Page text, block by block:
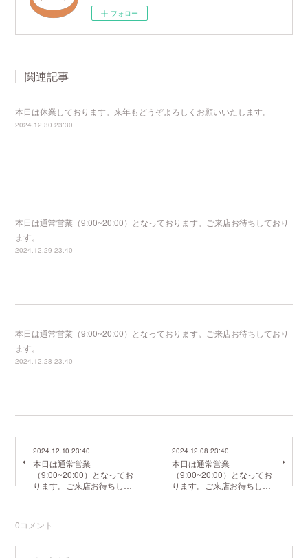
フォロー
関連記事
本日は休業しております。来年もどうぞよろしくお願いいたします。
2024.12.30 23:30
本日は通常営業（9:00~20:00）となっております。ご来店お待ちしており
ます。
2024.12.29 23:40
本日は通常営業（9:00~20:00）となっております。ご来店お待ちしており
ます。
2024.12.28 23:40
2024.12.10 23:40
本日は通常営業
（9:00~20:00）となってお
ります。ご来店お待ちし…
2024.12.08 23:40
本日は通常営業
（9:00~20:00）となってお
ります。ご来店お待ちし…
0コメント